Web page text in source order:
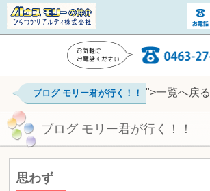
ブログ モリー君が行く！！ ">一覧へ戻る
ブログ モリー君が行く！！
思わず